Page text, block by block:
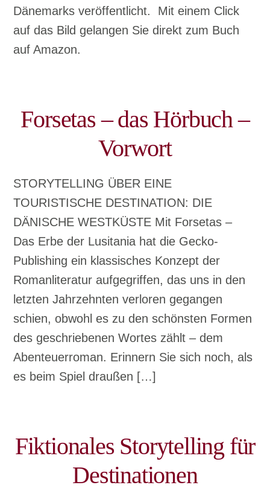
Dänemarks veröffentlicht. Mit einem Click
auf das Bild gelangen Sie direkt zum Buch
auf Amazon.
Forsetas – das Hörbuch –
Vorwort
STORYTELLING ÜBER EINE
TOURISTISCHE DESTINATION: DIE
DÄNISCHE WESTKÜSTE Mit Forsetas –
Das Erbe der Lusitania hat die Gecko-
Publishing ein klassisches Konzept der
Romanliteratur aufgegriffen, das uns in den
letzten Jahrzehnten verloren gegangen
schien, obwohl es zu den schönsten Formen
des geschriebenen Wortes zählt – dem
Abenteuerroman. Erinnern Sie sich noch, als
es beim Spiel draußen […]
Fiktionales Storytelling für
Destinationen